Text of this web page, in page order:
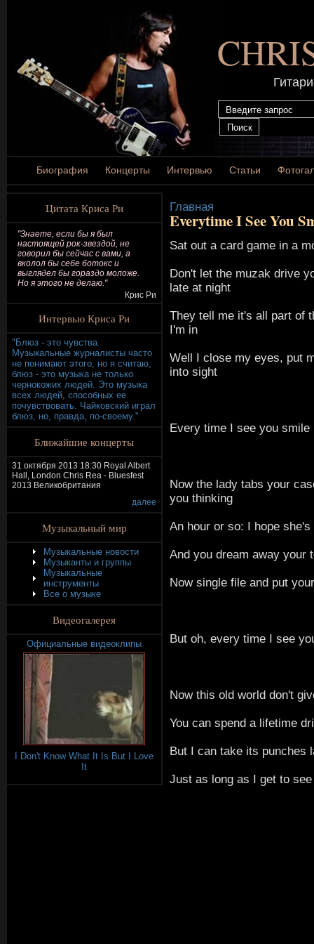
Биография Концерты Интервью Статьи
Цитата Криса Ри
"Знаете, если бы я был
настоящей рок-звездой, не
говорил бы сейчас с вами, а
вколол бы себе ботокс и
выглядел бы гораздо моложе.
Но я этого не делаю."
Крис Ри
Интервью Криса Ри
"Блюз - это чувства.
Музыкальные журналисты часто
не понимают этого, но я считаю,
блюз - это музыка не только
чернокожих людей. Это музыка
всех людей, способных ее
почувствовать. Чайковский играл
блюз, но, правда, по-своему."
Ближайшие концерты
31 октября 2013 18:30 Royal Albert
Hall, London Chris Rea - Bluesfest
2013 Великобритания
далее
Музыкальный мир
Музыкальные новости
Музыканты и группы
Музыкальные
инструменты
Все о музыке
Видеогалерея
Официальные видеоклипы
I Don't Know What It Is But I Love
It
Главная
Everytime I See You
Sat out a card game in a
Don't let the muzak drive
late at night
They tell me it's all part of
I'm in
Well I close my eyes, put
into sight
Every time I see you smile
Now the lady tabs your
you thinking
An hour or so: I hope
And you dream away your
Now single file and put
But oh, every time I see
Now this old world don't
You can spend a lifetime
But I can take its punches
Just as long as I get to